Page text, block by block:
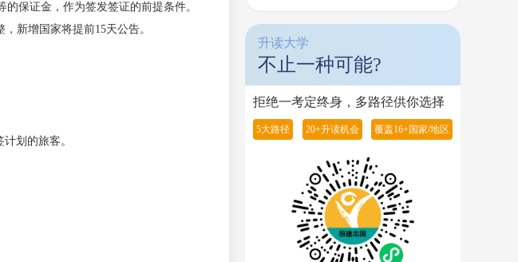
保证金，作为签发签证的前提条件。
新增国家将提前15天公告。
划的旅客。
升读大学
不止一种可能?
拒绝一考定终身，多路径供你选择
5大路径 20+升读机会 覆盖16+国家/地区